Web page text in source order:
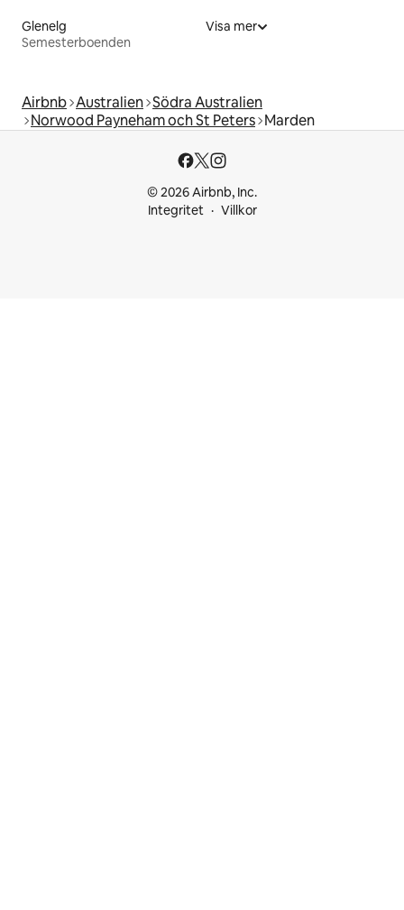
Glenelg
Semesterboenden
Visa mer
Airbnb Australien Södra Australien
Norwood Payneham och St Peters Marden
© 2026 Airbnb, Inc.
Integritet
Villkor